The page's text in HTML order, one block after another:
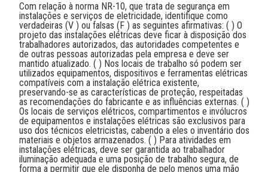
Com relação à norma NR-10, que trata de segurança em
instalações e serviços de eletricidade, identifique como
verdadeiras (V ) ou falsas (F ) as seguintes afirmativas: ( ) O
projeto das instalações elétricas deve ficar à disposição dos
trabalhadores autorizados, das autoridades competentes e
de outras pessoas autorizadas pela empresa e deve ser
mantido atualizado. ( ) Nos locais de trabalho só podem ser
utilizados equipamentos, dispositivos e ferramentas elétricas
compatíveis com a instalação elétrica existente,
preservando-se as características de proteção, respeitadas
as recomendações do fabricante e as influências externas. ( )
Os locais de serviços elétricos, compartimentos e invólucros
de equipamentos e instalações elétricas são exclusivos para
uso dos técnicos eletricistas, cabendo a eles o inventário dos
materiais e objetos armazenados. ( ) Para atividades em
instalações elétricas, deve ser garantida ao trabalhador
iluminação adequada e uma posição de trabalho segura, de
forma a permitir que ele disponha de pelo menos uma mão